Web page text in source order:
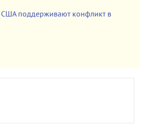
США поддерживают конфликт в